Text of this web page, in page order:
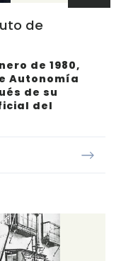
de
de 1980,
Autonomía
de su
del